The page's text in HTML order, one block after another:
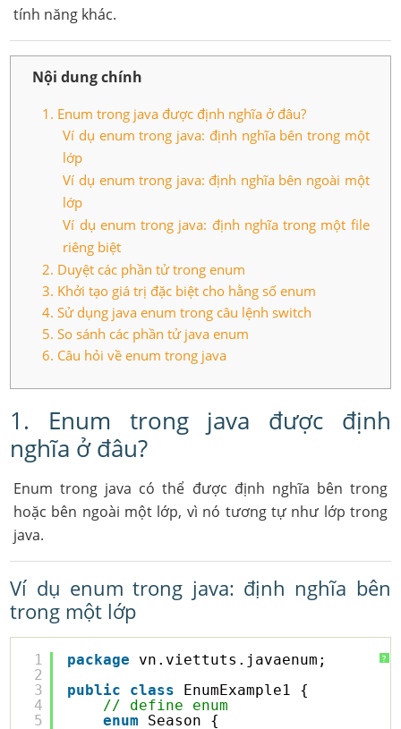
tính năng khác.
Nội dung chính
1. Enum trong java được định nghĩa ở đâu?
Ví dụ enum trong java: định nghĩa bên trong một
lớp
Ví dụ enum trong java: định nghĩa bên ngoài một
lớp
Ví dụ enum trong java: định nghĩa trong một file
riêng biệt
2. Duyệt các phần tử trong enum
3. Khởi tạo giá trị đặc biệt cho hằng số enum
4. Sử dụng java enum trong câu lệnh switch
5. So sánh các phần tử java enum
6. Câu hỏi về enum trong java
1. Enum trong java được định
nghĩa ở đâu?
Enum trong java có thể được định nghĩa bên trong
hoặc bên ngoài một lớp, vì nó tương tự như lớp trong
java.
Ví dụ enum trong java: định nghĩa bên
trong một lớp
?
1
2
3
4
5
package
vn.viettuts.javaenum;
public
class
EnumExample1 {
// define enum
enum
Season {